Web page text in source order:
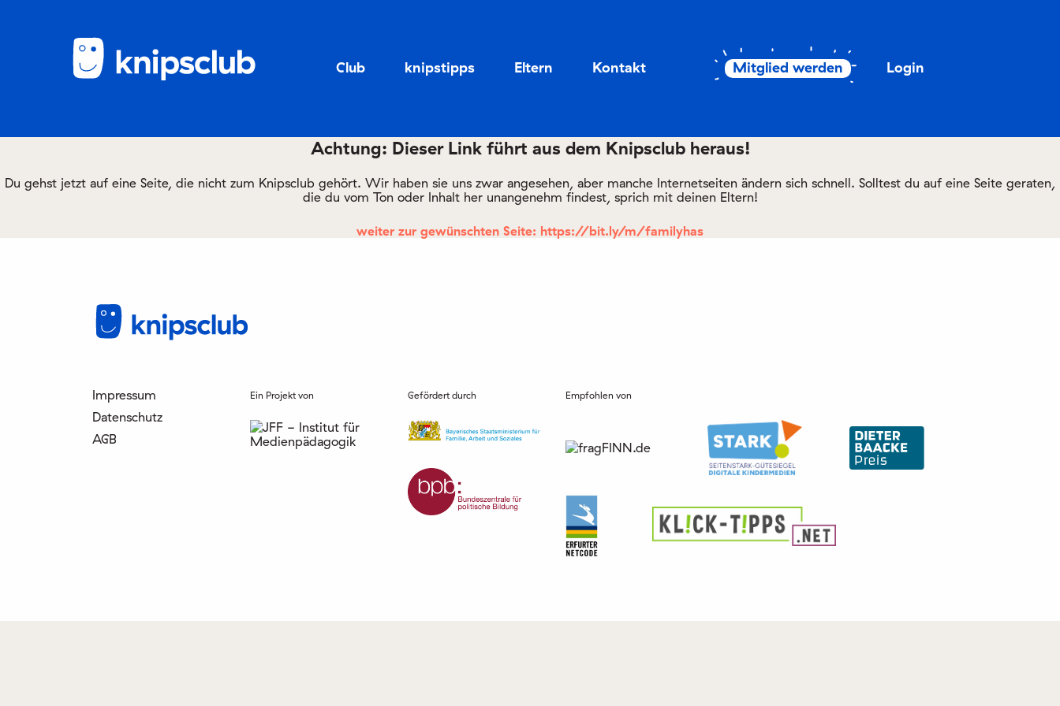
Club knipstipps Eltern Kontakt Mitglied werden Login
Achtung: Dieser Link führt aus dem Knipsclub heraus!
Du gehst jetzt auf eine Seite, die nicht zum Knipsclub gehört. Wir haben sie uns zwar angesehen, aber manche Internetseiten ändern sich schnell. Solltest du auf eine Seite geraten,
die du vom Ton oder Inhalt her unangenehm findest, sprich mit deinen Eltern!
weiter zur gewünschten Seite: https://bit.ly/m/familyhas
Impressum
Datenschutz
AGB
Ein Projekt von Gefördert durch Empfohlen von